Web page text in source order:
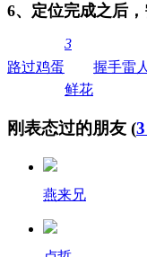
6、定位完成之后
路过鸡蛋
3
鲜花
握手雷人
刚表态过的朋友 (
燕来兄